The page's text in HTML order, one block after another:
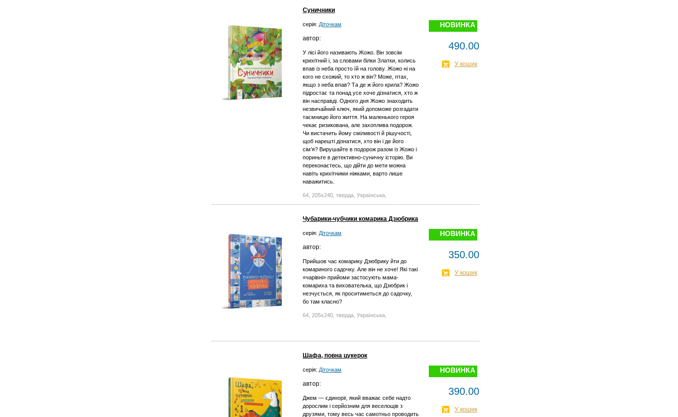
НОВИНКА
490.00
У кошик
Суничники
серія: Діточкам
автор:
У лісі його називають Жожо. Він зовсім
крихітний і, за словами білки Златки, колись
впав із неба просто їй на голову. Жожо ні на
кого не схожий, то хто ж він? Може, птах,
якщо з неба впав? Та де ж його крила? Жожо
підростає та понад усе хоче дізнатися, хто ж
він насправді. Одного дня Жожо знаходить
незвичайний ключ, який допоможе розгадати
таємницю його життя. На маленького героя
чекає ризикована, але захоплива подорож.
Чи вистачить йому сміливості й рішучості,
щоб нарешті дізнатися, хто він і де його
сім’я? Вирушайте в подорож разом із Жожо і
пориньте в детективно-суничну історію. Ви
переконаєтесь, що дійти до мети можна
навіть крихітними ніжками, варто лише
наважитись.
64, 205х240, тверда, Українська,
НОВИНКА
350.00
У кошик
Чубарики-чубчики комарика Дзюбрика
серія: Діточкам
автор:
Прийшов час комарику Дзюбрику йти до
комариного садочку. Але він не хоче! Які такі
«чарівні» прийоми застосують мама-
комариха та вихователька, що Дзюбрик і
незчується, як проситиметься до садочку,
бо там класно?
64, 205х240, тверда, Українська,
НОВИНКА
390.00
У кошик
Шафа, повна цукерок
серія: Діточкам
автор:
Джем — єдиноріг, який вважає себе надто
дорослим і серйозним для веселощів з
друзями, тому весь час самотньо проводить